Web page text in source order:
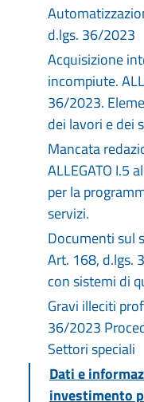
d.lgs. 36/2023
Acquisizione
incompiute.
36/2023.
dei lavori e dei
Mancata
ALLEGATO I.5
per la
servizi.
Documenti sul
Art. 168, d.lgs.
con sistemi di
Gravi illeciti
36/2023
Settori speciali
Dati e
investimento